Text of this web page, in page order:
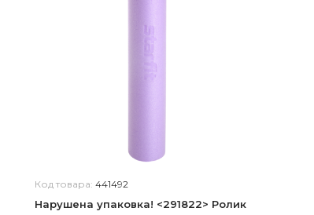
Код товара:441492
Нарушена упаковка! <291822> Ролик